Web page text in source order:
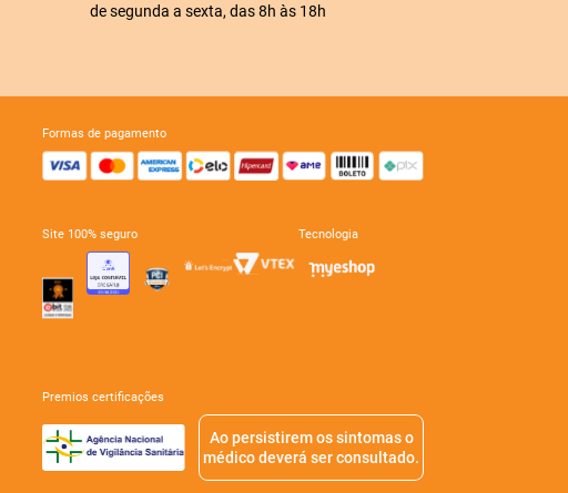
de segunda a sexta, das 8h às 18h
formas de pagamento
site 100% seguro tecnologia
premios certificações
Ao persistirem os sintomas o
médico deverá ser consultado.